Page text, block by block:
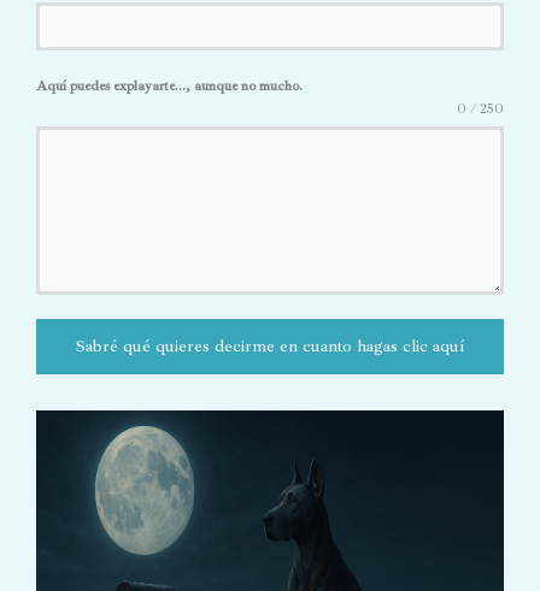
Aquí puedes explayarte..., aunque no mucho.
0 / 250
Sabré qué quieres decirme en cuanto hagas clic aquí